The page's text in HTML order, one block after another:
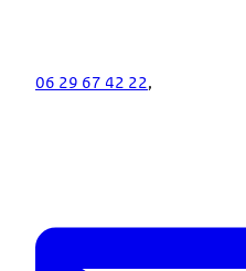
06 29 67 42 22,